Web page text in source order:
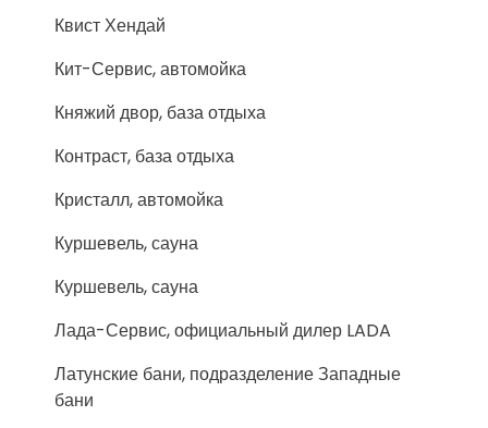
Квист Хендай
Кит-Сервис, автомойка
Княжий двор, база отдыха
Контраст, база отдыха
Кристалл, автомойка
Куршевель, сауна
Куршевель, сауна
Лада-Сервис, официальный дилер LADA
Латунские бани, подразделение Западные
бани